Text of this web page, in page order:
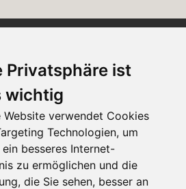
Privatsphäre ist
wichtig
Website verwendet Cookies
Technologien, um
ein besseres Internet-
zu ermöglichen und die
die Sie sehen, besser an